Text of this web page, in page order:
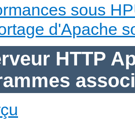
sous
d'Apache
HTTP